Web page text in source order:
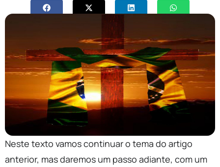
Neste texto vamos continuar o tema do artigo
anterior, mas daremos um passo adiante, com um